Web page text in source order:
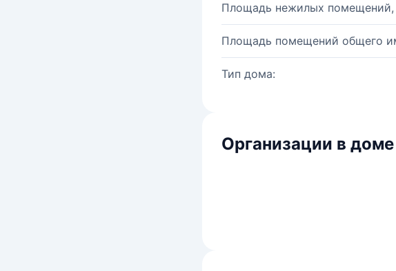
Площадь нежилых помещений,
Площадь помещений общего
Тип дома:
Организации в доме